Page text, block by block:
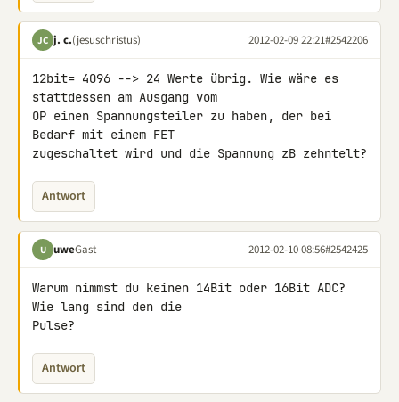
JC j. c.(jesuschristus) 2012-02-09 22:21#2542206
12bit= 4096 --> 24 Werte übrig. Wie wäre es
stattdessen am Ausgang vom
OP einen Spannungsteiler zu haben, der bei
Bedarf mit einem FET
zugeschaltet wird und die Spannung zB zehntelt?
Antwort
U uweGast 2012-02-10 08:56#2542425
Warum nimmst du keinen 14Bit oder 16Bit ADC?
Wie lang sind den die
Pulse?
Antwort